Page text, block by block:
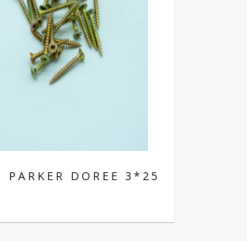
PARKER DOREE 3*25